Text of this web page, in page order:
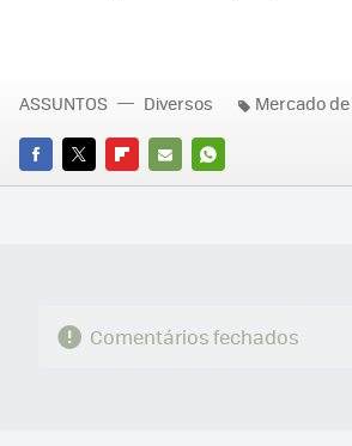
FACEBOOK
TWITTERFLIPBOARD
E-
WHATSAPP
ASSUNTOS Diversos Mercado
Comentários fechados